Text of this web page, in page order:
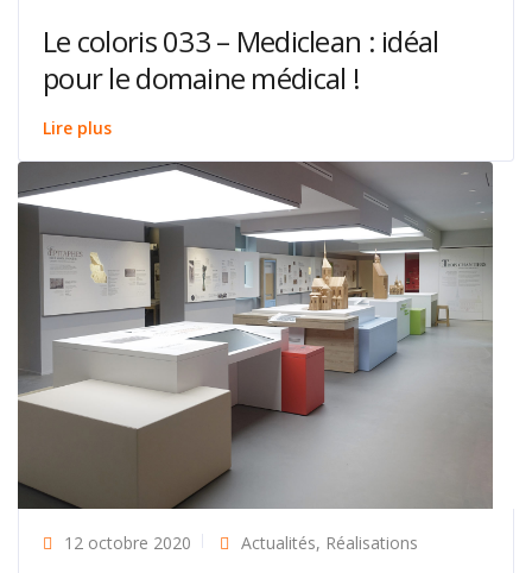
Le coloris 033 – Mediclean : idéal
pour le domaine médical !
Lire plus
12 octobre 2020 Actualités, Réalisations